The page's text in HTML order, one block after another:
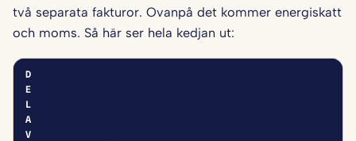
två separata fakturor. Ovanpå det kommer energiskatt
och moms. Så här ser hela kedjan ut:
D
E
L
A
V